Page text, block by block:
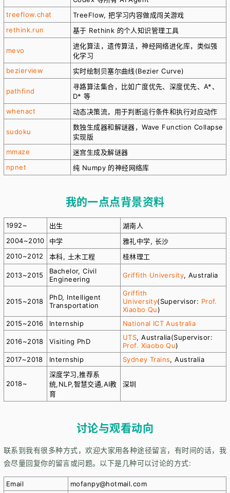
treeflow.chat
TreeFlow, 把学习内容做成闯关游戏
rethink.run
基于 Rethink 的个人知识管理工具
mevo
进化算法，遗传算法，神经网络进化库，类似强
化学习
bezierview
实时绘制贝塞尔曲线(Bezier Curve)
pathfind
寻路算法集合，比如广度优先、深度优先、A*、
D* 等
whenact
动态决策流，用于判断运行条件和执行对应动作
sudoku
数独生成器和解谜器，Wave Function Collapse
实现版
mmaze
迷宫生成及解谜器
npnet
纯 Numpy 的神经网络库
我的一点点背景资料
1992~ 出生
湖南人
2004~2010
中学
雅礼中学, 长沙
2010~2012
本科, 土木工程 桂林理工
2013~2015
Bachelor, Civil
Engineering
Griffith University, Australia
2015~2018
PhD, Intelligent
Transportation
Griffith
University(Supervisor: Prof.
Xiaobo Qu)
2015~2016
Internship National ICT Australia
2016~2018 Visiting PhD UTS, Australia(Supervisor:
Prof. Xiaobo Qu)
2017~2018
Internship Sydney Trains, Australia
2018~
深度学习,推荐系
统,NLP,智慧交通,AI教
育
深圳
讨论与观看动向
联系到我有很多种方式，欢迎大家用各种途径留言，有时间的话，我
会尽量回复你的留言或问题。以下是几种可以讨论的方式:
Email
mofanpy@hotmail.com